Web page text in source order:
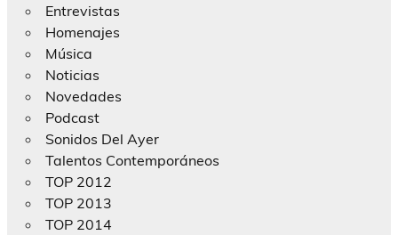
Entrevistas
Homenajes
Música
Noticias
Novedades
Podcast
Sonidos Del Ayer
Talentos Contemporáneos
TOP 2012
TOP 2013
TOP 2014